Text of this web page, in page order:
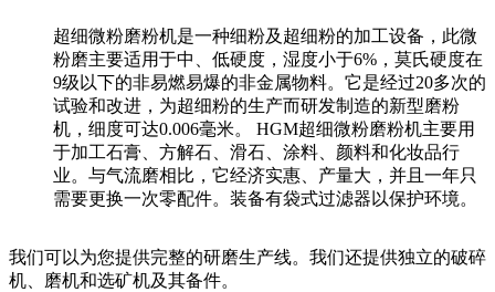
超细微粉磨粉机是一种细粉及超细粉的加工设备，此微
粉磨主要适用于中、低硬度，湿度小于6%，莫氏硬度在
9级以下的非易燃易爆的非金属物料。它是经过20多次的
试验和改进，为超细粉的生产而研发制造的新型磨粉
机，细度可达0.006毫米。 HGM超细微粉磨粉机主要用
于加工石膏、方解石、滑石、涂料、颜料和化妆品行
业。与气流磨相比，它经济实惠、产量大，并且一年只
需要更换一次零配件。装备有袋式过滤器以保护环境。
我们可以为您提供完整的研磨生产线。我们还提供独立的破碎
机、磨机和选矿机及其备件。